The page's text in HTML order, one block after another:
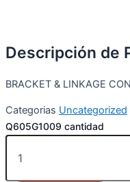
Descripción de
BRACKET & LINKAGE
Categorias Uncategorized
Q605G1009 cantidad